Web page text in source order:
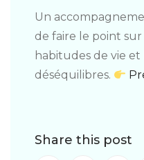
Un
de faire le point sur
habitudes de vie
déséquilibres.
Share this post